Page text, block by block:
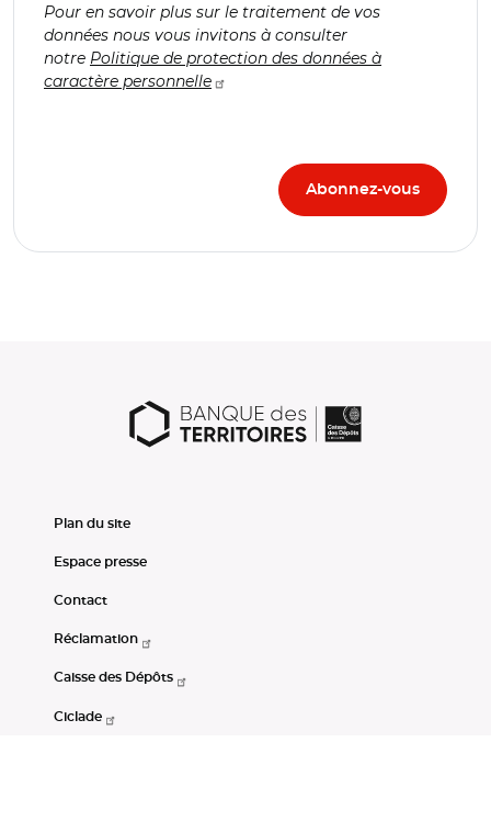
Pour en savoir plus sur le traitement de vos
données nous vous invitons à consulter
notre Politique de protection des données à
caractère personnelle
Plan du site
Espace presse
Contact
Réclamation
Caisse des Dépôts
Ciclade